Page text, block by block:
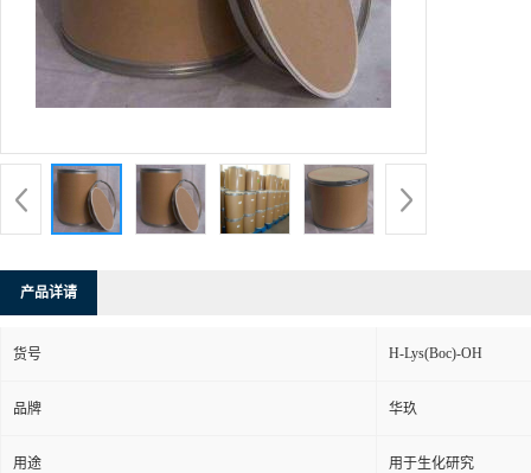
产品详请
货号 H-Lys(Boc)-OH
品牌 华玖
用途 用于生化研究